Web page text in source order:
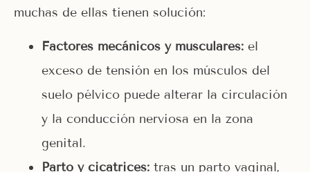
muchas de ellas tienen solución:
Factores mecánicos y musculares: el
exceso de tensión en los músculos del
suelo pélvico puede alterar la circulación
y la conducción nerviosa en la zona
genital.
Parto y cicatrices: tras un parto vaginal,